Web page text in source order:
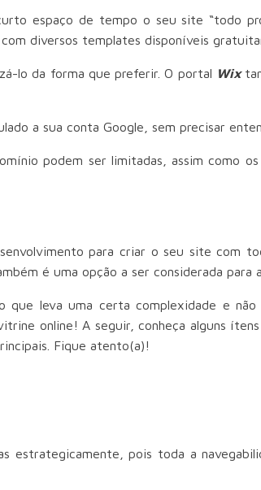
espaço de tempo o seu site “todo
diversos templates disponíveis
lo da forma que preferir. O portal Wix
a sua conta Google, sem precisar
podem ser limitadas, assim como
para criar o seu site com
é uma opção a ser considerada para
leva uma certa complexidade e
online! A seguir, conheça alguns
Fique atento(a)!
estrategicamente, pois toda a